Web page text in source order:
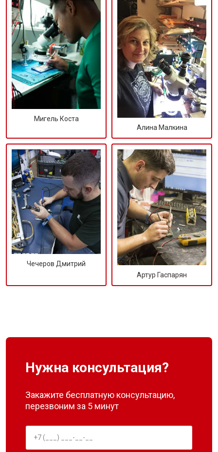
Мигель Коста
Алина Малкина
Чечеров Дмитрий
Артур Гаспарян
Нужна консультация?
Закажите бесплатную консультацию,
перезвоним за 5 минут